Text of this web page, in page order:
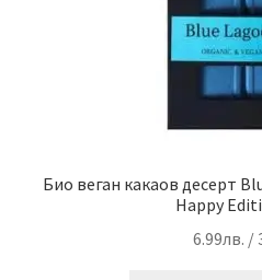
Био веган какаов десерт
Happy
6.99лв. /